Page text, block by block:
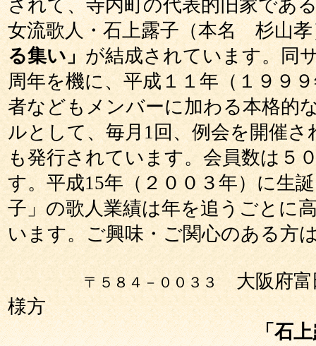
されて、寺内町の代表的旧家であ
女流歌人・石上露子（本名 杉山
る集い」が結成されています。同
周年を機に、平成１１年（１９９
者などもメンバーに加わる本格的
ルとして、毎月1回、例会を開催
も発行されています。会員数は５
す。平成15年（２００３年）に生
子」の歌人業績は年を追うごとに
います。ご興味・ご関心のある方
〒５８４－００３３大阪府富
様方
「石上露